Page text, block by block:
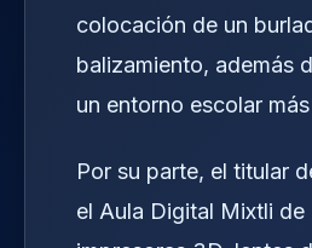
colocación de un
balizamiento, además
un entorno escolar
Por su parte, el titular
el Aula Digital Mixtli